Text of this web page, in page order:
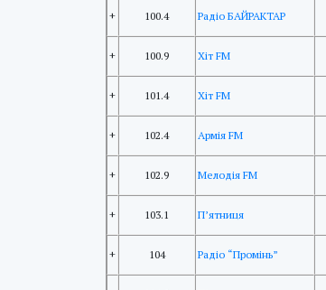
+ 100.4 Радіо БАЙРАКТАР
+ 100.9 Хіт FM
+ 101.4 Хіт FM
+ 102.4 Армія FM
+ 102.9 Мелодія FM
+ 103.1 П’ятниця
+ 104 Радіо “Промінь”